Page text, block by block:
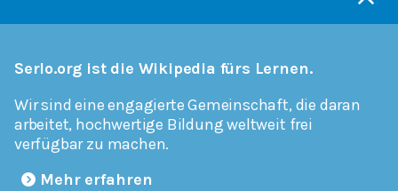
Serlo.org ist die Wikipedia fürs Lernen.
Wir sind eine engagierte Gemeinschaft, die daran
arbeitet, hochwertige Bildung weltweit frei
verfügbar zu machen.
Mehr erfahren